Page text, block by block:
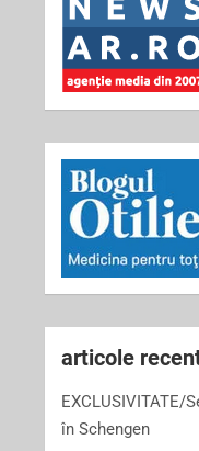
articole
EXCLUSIVITATE/
în Schengen